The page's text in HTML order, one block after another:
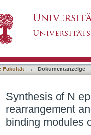
binding modules
Fakultät → Dokumentanzeige
Synthesis of N
rearrangement
binding modules